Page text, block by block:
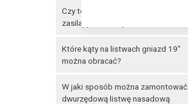
Czy to normalne, że moja listwa
zasilająca hałasuje?
Które kąty na listwach gniazd 19"
można obracać?
W jaki sposób można zamontować
dwurzędową listwę nasadową